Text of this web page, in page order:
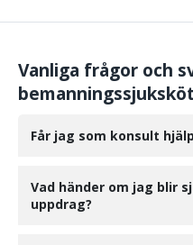
Vanliga frågor och
Får jag som konsult
Vad händer om jag blir
uppdrag?